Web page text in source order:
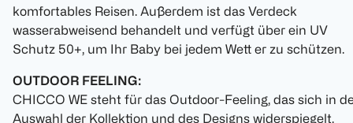
komfortables Reisen. Außerdem ist das Verdeck
wasserabweisend behandelt und verfügt über ein UV
Schutz 50+, um Ihr Baby bei jedem Wett er zu schützen.
OUTDOOR FEELING:
CHICCO WE steht für das Outdoor-Feeling, das sich in
Auswahl der Kollektion und des Designs widerspiegelt.